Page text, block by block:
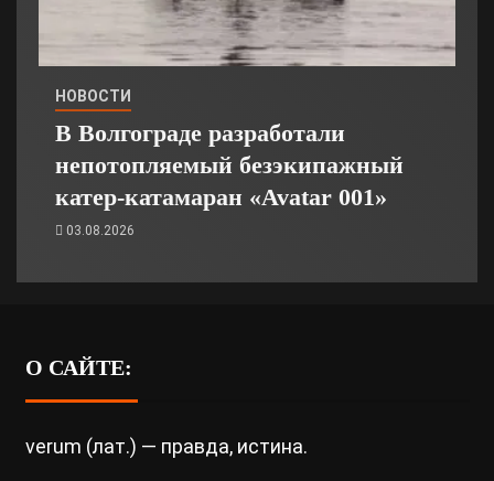
НОВОСТИ
В Волгограде разработали
непотопляемый безэкипажный
катер-катамаран «Avatar 001»
03.08.2026
О САЙТЕ:
verum (лат.) — правда, истина.